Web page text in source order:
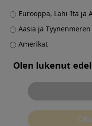
©2026
Eurooppa, Lähi-Itä ja
Aasia ja
Amerikat
Olen lukenut